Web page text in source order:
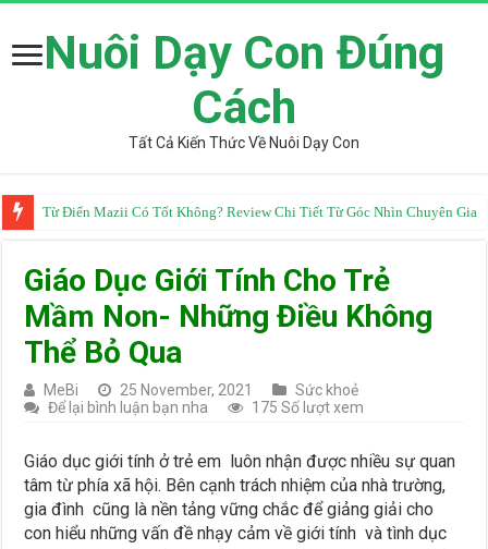
Nuôi Dạy Con Đúng
Cách
Tất Cả Kiến Thức Về Nuôi Dạy Con
Từ Điển Mazii Có Tốt Không? Review Chi Tiết Từ Góc Nhìn Chuyên Gia
Giáo Dục Giới Tính Cho Trẻ
Mầm Non- Những Điều Không
Thể Bỏ Qua
MeBi 25 November, 2021
Sức khoẻ
Để lại bình luận bạn nha
175 Số lượt xem
Giáo dục giới tính ở trẻ em luôn nhận được nhiều sự quan
tâm từ phía xã hội. Bên cạnh trách nhiệm của nhà trường,
gia đình cũng là nền tảng vững chắc để giảng giải cho
con hiểu những vấn đề nhạy cảm về giới tính và tình dục